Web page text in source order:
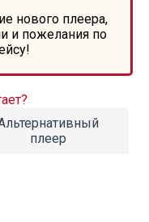
нового плеера,
и пожелания по
плеер